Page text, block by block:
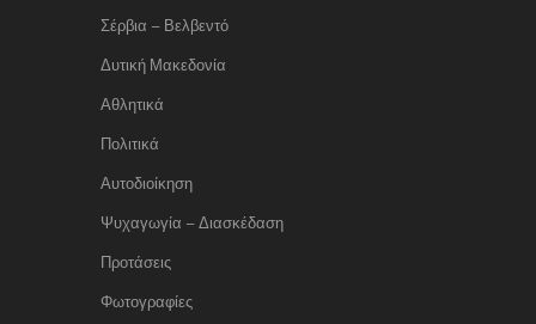
Σέρβια – Βελβεντό
Δυτική Μακεδονία
Αθλητικά
Πολιτικά
Αυτοδιοίκηση
Ψυχαγωγία – Διασκέδαση
Προτάσεις
Φωτογραφίες